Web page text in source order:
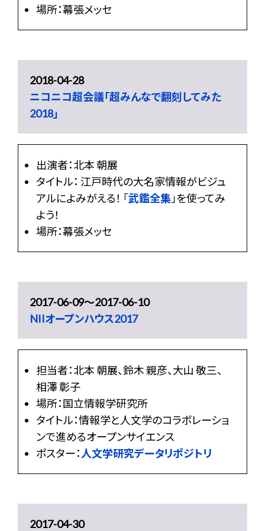
場所：幕張メッセ
2018-04-28
ニコニコ超会議「超みんなで翻刻してみた
2018」
出演者：北本 朝展
タイトル： 江戸時代の大名家情報がビジュ
アルによみがえる！ 「武鑑全集 」を使ってみ
よう！
場所：幕張メッセ
2017-06-09〜2017-06-10
NIIオープンハウス2017
担当者：北本 朝展、鈴木 親彦、大山 敬三、
相澤 彰子
場所：国立情報学研究所
タイトル：情報学と人文学のコラボレーショ
ンで進めるオープンサイエンス
ポスター： 人文学研究データリポジトリ
2017-04-30